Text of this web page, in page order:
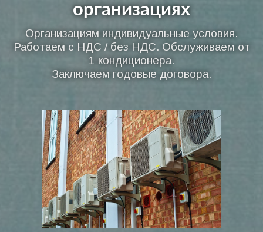
организациях
Организациям индивидуальные условия.
Работаем с НДС / без НДС. Обслуживаем от
1 кондиционера.
Заключаем годовые договора.